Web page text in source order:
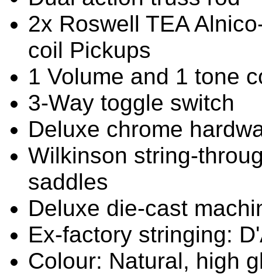
2x Roswell TEA
coil Pickups
1 Volume and 1 tone
3-Way toggle switch
Deluxe chrome
Wilkinson string-
saddles
Deluxe die-cast
Ex-factory stringing:
Colour: Natural, high